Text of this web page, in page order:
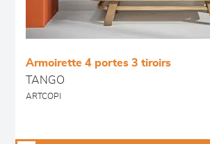
Armoirette 4 portes 3 tiroirs
TANGO
ARTCOPI